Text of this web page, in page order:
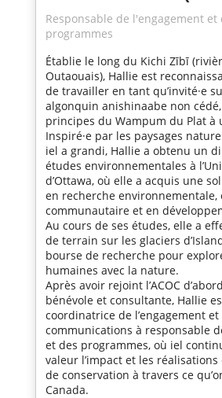
Responsable de l'engagement et
programmes
Établie le long du Kichi Zībī
Outaouais), Hallie est
de travailler en tant qu’invité·e
algonquin anishinaabe non
principes du Wampum du Plat à
Inspiré·e par les paysages
iel a grandi, Hallie a obtenu un
études environnementales à
d’Ottawa, où elle a acquis une
en recherche environnementale,
communautaire et en
Au cours de ses études, elle a
de terrain sur les glaciers
bourse de recherche pour
humaines avec la nature.
Après avoir rejoint l’ACOC
bénévole et consultante, Hallie
coordinatrice de l’engagement et
communications à responsable
et des programmes, où iel
valeur l’impact et les
de conservation à travers ce
Canada.